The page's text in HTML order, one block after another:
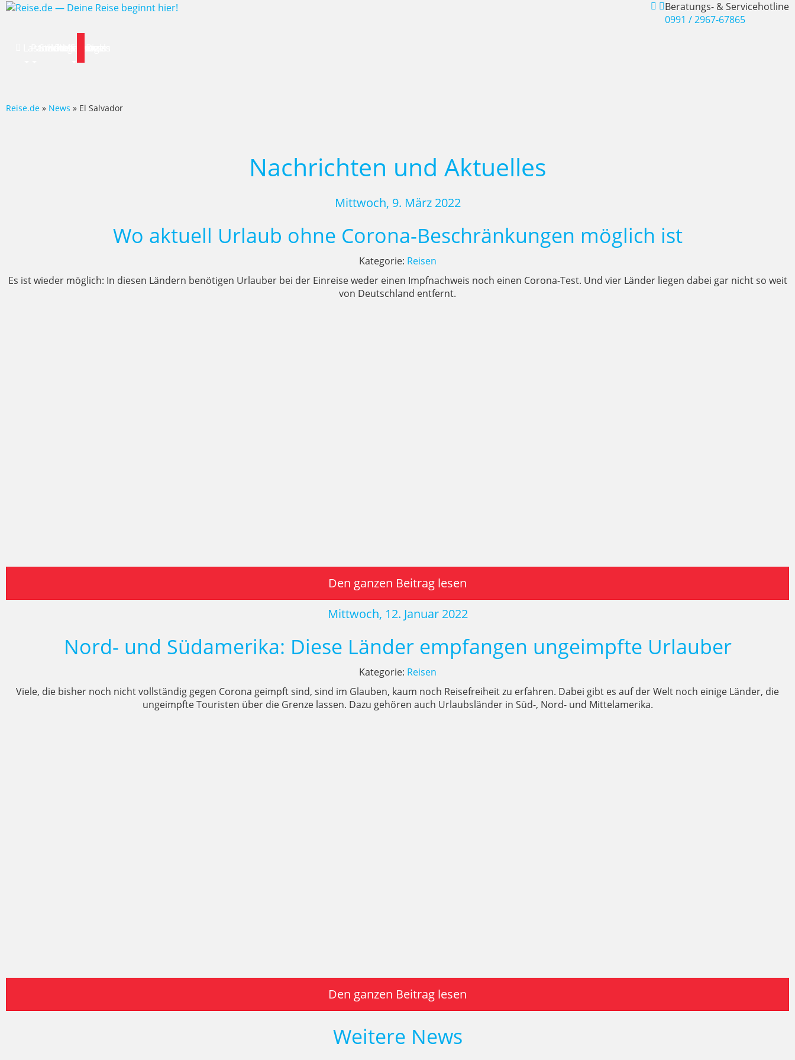
Beratungs- & Servicehotline
0991 / 2967-67865
Reise.de » News » El Salvador
Nachrichten und Aktuelles
Mittwoch, 9. März 2022
Wo aktuell Urlaub ohne Corona-Beschränkungen möglich ist
Kategorie: Reisen
Es ist wieder möglich: In diesen Ländern benötigen Urlauber bei der Einreise weder einen Impfnachweis noch einen Corona-Test. Und vier Länder liegen dabei gar nicht so weit
von Deutschland entfernt.
Den ganzen Beitrag lesen
Mittwoch, 12. Januar 2022
Nord- und Südamerika: Diese Länder empfangen ungeimpfte Urlauber
Kategorie: Reisen
Viele, die bisher noch nicht vollständig gegen Corona geimpft sind, sind im Glauben, kaum noch Reisefreiheit zu erfahren. Dabei gibt es auf der Welt noch einige Länder, die
ungeimpfte Touristen über die Grenze lassen. Dazu gehören auch Urlaubsländer in Süd-, Nord- und Mittelamerika.
Den ganzen Beitrag lesen
Weitere News